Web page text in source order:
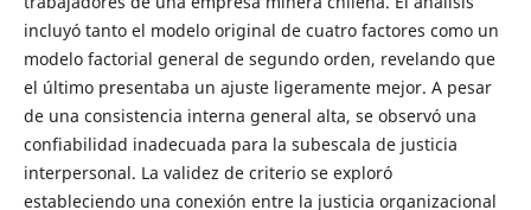
incluyó tanto el modelo original de cuatro factores como un
modelo factorial general de segundo orden, revelando que
el último presentaba un ajuste ligeramente mejor. A pesar
de una consistencia interna general alta, se observó una
confiabilidad inadecuada para la subescala de justicia
interpersonal. La validez de criterio se exploró
estableciendo una conexión entre la justicia organizacional